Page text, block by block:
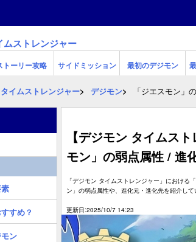
ムストレンジャー
トーリー攻略 サイドミッション 最初のデジモン
イムストレンジャー デジモン 「ジエスモン」
【デジモン タイムス
モン」の弱点属性 / 進
「デジモン タイムストレンジャー」における
ン」の弱点属性や、進化元・進化先を紹介して
更新日:2025/10/7 14:23
すめ？
ン